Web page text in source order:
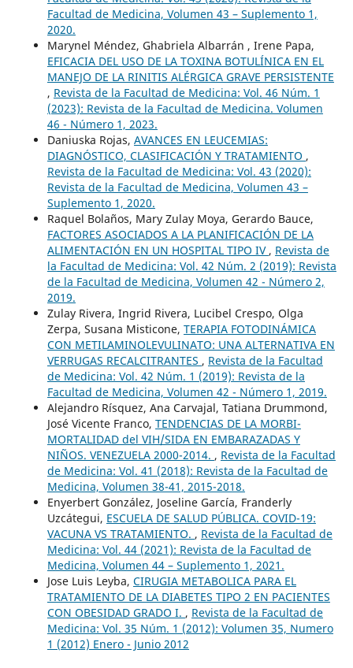
Facultad de Medicina, Volumen 43 – Suplemento 1,
2020.
Marynel Méndez, Ghabriela Albarrán , Irene Papa,
EFICACIA DEL USO DE LA TOXINA BOTULÍNICA EN EL
MANEJO DE LA RINITIS ALÉRGICA GRAVE PERSISTENTE
, Revista de la Facultad de Medicina: Vol. 46 Núm. 1
(2023): Revista de la Facultad de Medicina. Volumen
46 - Número 1, 2023.
Daniuska Rojas, AVANCES EN LEUCEMIAS:
DIAGNÓSTICO, CLASIFICACIÓN Y TRATAMIENTO ,
Revista de la Facultad de Medicina: Vol. 43 (2020):
Revista de la Facultad de Medicina, Volumen 43 –
Suplemento 1, 2020.
Raquel Bolaños, Mary Zulay Moya, Gerardo Bauce,
FACTORES ASOCIADOS A LA PLANIFICACIÓN DE LA
ALIMENTACIÓN EN UN HOSPITAL TIPO IV , Revista de
la Facultad de Medicina: Vol. 42 Núm. 2 (2019): Revista
de la Facultad de Medicina, Volumen 42 - Número 2,
2019.
Zulay Rivera, Ingrid Rivera, Lucibel Crespo, Olga
Zerpa, Susana Misticone, TERAPIA FOTODINÁMICA
CON METILAMINOLEVULINATO: UNA ALTERNATIVA EN
VERRUGAS RECALCITRANTES , Revista de la Facultad
de Medicina: Vol. 42 Núm. 1 (2019): Revista de la
Facultad de Medicina, Volumen 42 - Número 1, 2019.
Alejandro Rísquez, Ana Carvajal, Tatiana Drummond,
José Vicente Franco, TENDENCIAS DE LA MORBI-
MORTALIDAD del VIH/SIDA EN EMBARAZADAS Y
NIÑOS. VENEZUELA 2000-2014. , Revista de la Facultad
de Medicina: Vol. 41 (2018): Revista de la Facultad de
Medicina, Volumen 38-41, 2015-2018.
Enyerbert González, Joseline García, Franderly
Uzcátegui, ESCUELA DE SALUD PÚBLICA. COVID-19:
VACUNA VS TRATAMIENTO. , Revista de la Facultad de
Medicina: Vol. 44 (2021): Revista de la Facultad de
Medicina, Volumen 44 – Suplemento 1, 2021.
Jose Luis Leyba, CIRUGIA METABOLICA PARA EL
TRATAMIENTO DE LA DIABETES TIPO 2 EN PACIENTES
CON OBESIDAD GRADO I. , Revista de la Facultad de
Medicina: Vol. 35 Núm. 1 (2012): Volumen 35, Numero
1 (2012) Enero - Junio 2012